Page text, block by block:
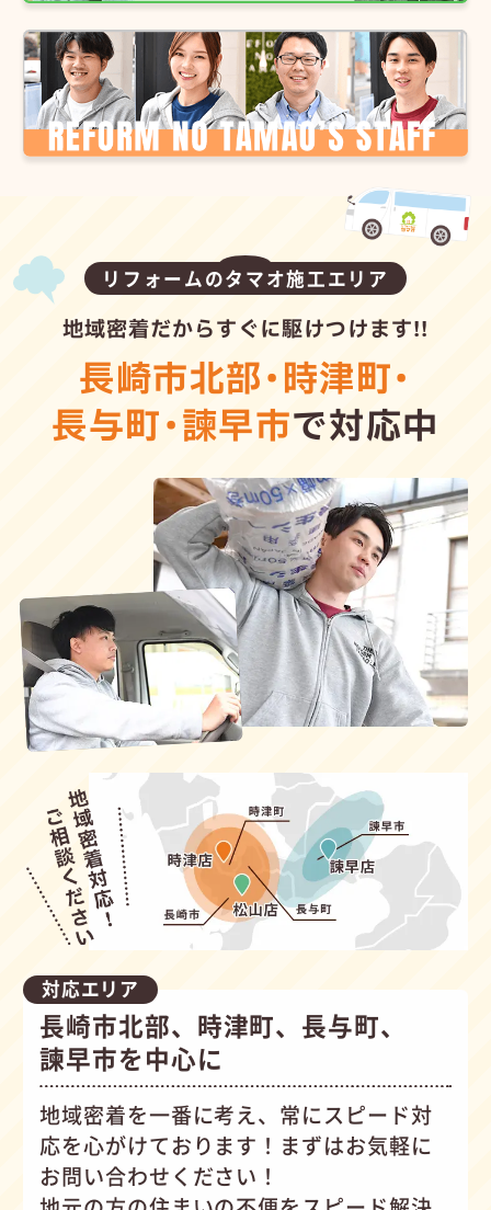
リフォームのタマオ施工エリア
地域密着だからすぐに駆けつけます!!
長崎市北部・時津町・
長与町・諫早市で対応中
対応エリア
長崎市北部、時津町、長与町、
諫早市を中心に
地域密着を一番に考え、常にスピード対
応を心がけております！まずはお気軽に
お問い合わせください！